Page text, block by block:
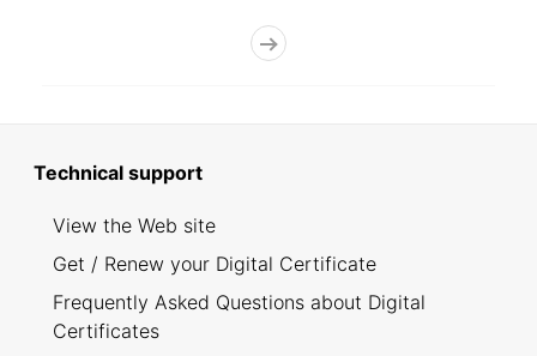
Technical support
View the Web site
Get / Renew your Digital Certificate
Frequently Asked Questions about Digital
Certificates